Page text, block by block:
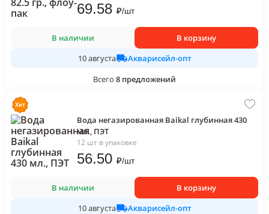
69.58 ₽/шт
В наличии
В корзину
10 августа
Акварисейл-опт
Всего 8 предложений
Вода негазированная Baikal глубинная 430
мл., ПЭТ
12 шт в упаковке
56.50 ₽/шт
В наличии
В корзину
10 августа
Акварисейл-опт